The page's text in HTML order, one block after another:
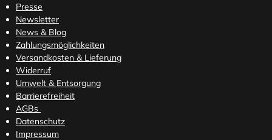
Presse
Newsletter
News & Blog
Zahlungsmöglichkeiten
Versandkosten & Lieferung
Widerruf
Umwelt & Entsorgung
Barrierefreiheit
AGBs
Datenschutz
Impressum